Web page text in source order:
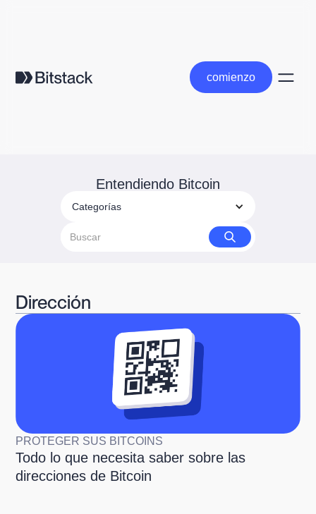
comienzo
comienzo
Entendiendo Bitcoin
Categorías
Dirección
PROTEGER SUS BITCOINS
Todo lo que necesita saber sobre las
direcciones de Bitcoin